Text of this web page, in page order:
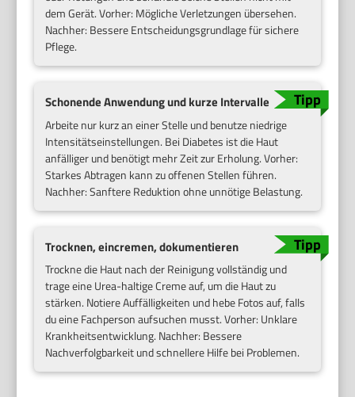
dem Gerät. Vorher: Mögliche Verletzungen übersehen.
Nachher: Bessere Entscheidungsgrundlage für sichere
Pflege.
Schonende Anwendung und kurze Intervalle
Arbeite nur kurz an einer Stelle und benutze niedrige
Intensitätseinstellungen. Bei Diabetes ist die Haut
anfälliger und benötigt mehr Zeit zur Erholung. Vorher:
Starkes Abtragen kann zu offenen Stellen führen.
Nachher: Sanftere Reduktion ohne unnötige Belastung.
Trocknen, eincremen, dokumentieren
Trockne die Haut nach der Reinigung vollständig und
trage eine Urea-haltige Creme auf, um die Haut zu
stärken. Notiere Auffälligkeiten und hebe Fotos auf, falls
du eine Fachperson aufsuchen musst. Vorher: Unklare
Krankheitsentwicklung. Nachher: Bessere
Nachverfolgbarkeit und schnellere Hilfe bei Problemen.